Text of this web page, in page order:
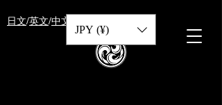
​日文/英文/中文
JPY (¥)